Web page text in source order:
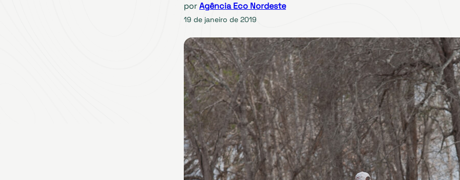
porAgência Eco Nordeste
19 de janeiro de 2019